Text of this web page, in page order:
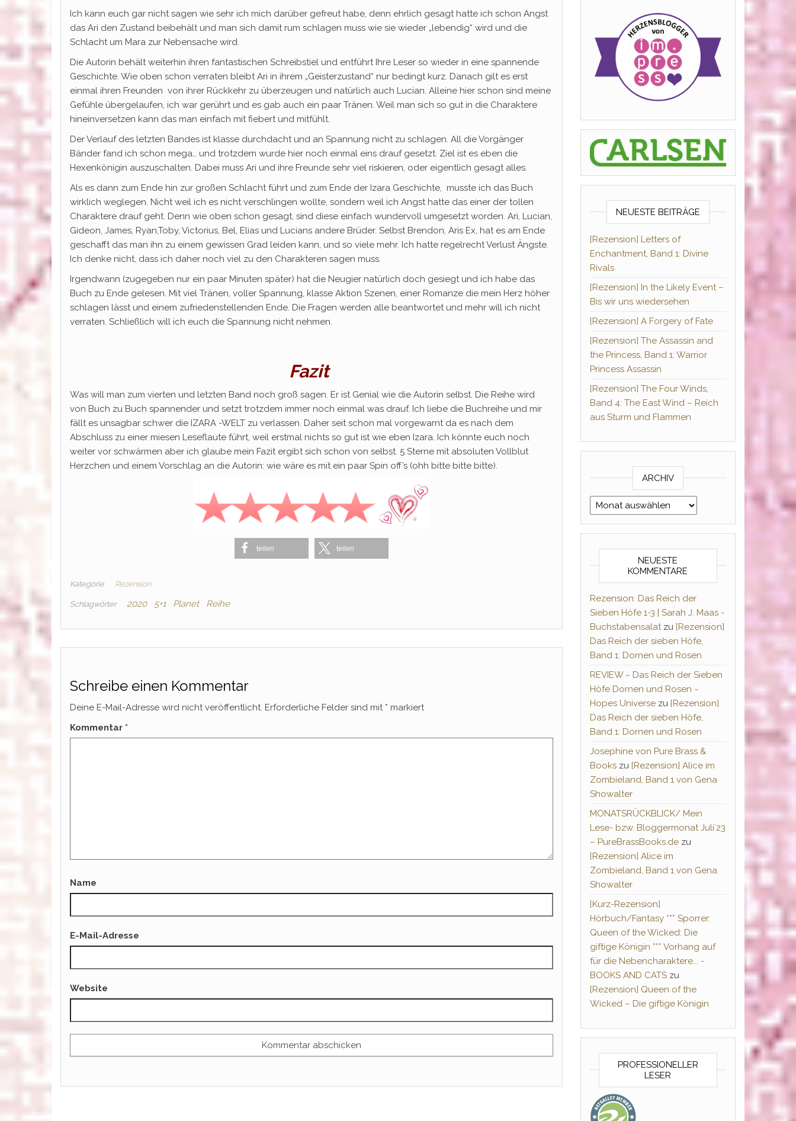
Ich kann euch gar nicht sagen wie sehr ich mich darüber gefreut habe, denn ehrlich gesagt hatte ich schon Angst
das Ari den Zustand beibehält und man sich damit rum schlagen muss wie sie wieder „lebendig“ wird und die
Schlacht um Mara zur Nebensache wird.
Die Autorin behält weiterhin ihren fantastischen Schreibstiel und entführt Ihre Leser so wieder in eine spannende
Geschichte. Wie oben schon verraten bleibt Ari in ihrem „Geisterzustand“ nur bedingt kurz. Danach gilt es erst
einmal ihren Freunden von ihrer Rückkehr zu überzeugen und natürlich auch Lucian. Alleine hier schon sind meine
Gefühle übergelaufen, ich war gerührt und es gab auch ein paar Tränen. Weil man sich so gut in die Charaktere
hineinversetzen kann das man einfach mit fiebert und mitfühlt.
Der Verlauf des letzten Bandes ist klasse durchdacht und an Spannung nicht zu schlagen. All die Vorgänger
Bänder fand ich schon mega… und trotzdem wurde hier noch einmal eins drauf gesetzt. Ziel ist es eben die
Hexenkönigin auszuschalten. Dabei muss Ari und ihre Freunde sehr viel riskieren, oder eigentlich gesagt alles.
Als es dann zum Ende hin zur großen Schlacht führt und zum Ende der Izara Geschichte, musste ich das Buch
wirklich weglegen. Nicht weil ich es nicht verschlingen wollte, sondern weil ich Angst hatte das einer der tollen
Charaktere drauf geht. Denn wie oben schon gesagt, sind diese einfach wundervoll umgesetzt worden. Ari, Lucian,
Gideon, James, Ryan,Toby, Victorius, Bel, Elias und Lucians andere Brüder. Selbst Brendon, Aris Ex, hat es am Ende
geschafft das man ihn zu einem gewissen Grad leiden kann, und so viele mehr. Ich hatte regelrecht Verlust Ängste.
Ich denke nicht, dass ich daher noch viel zu den Charakteren sagen muss.
Irgendwann (zugegeben nur ein paar Minuten später) hat die Neugier natürlich doch gesiegt und ich habe das
Buch zu Ende gelesen. Mit viel Tränen, voller Spannung, klasse Aktion Szenen, einer Romanze die mein Herz höher
schlagen lässt und einem zufriedenstellenden Ende. Die Fragen werden alle beantwortet und mehr will ich nicht
verraten. Schließlich will ich euch die Spannung nicht nehmen.
Fazit
Was will man zum vierten und letzten Band noch groß sagen. Er ist Genial wie die Autorin selbst. Die Reihe wird
von Buch zu Buch spannender und setzt trotzdem immer noch einmal was drauf. Ich liebe die Buchreihe und mir
fällt es unsagbar schwer die IZARA -WELT zu verlassen. Daher seit schon mal vorgewarnt da es nach dem
Abschluss zu einer miesen Leseflaute führt, weil erstmal nichts so gut ist wie eben Izara. Ich könnte euch noch
weiter vor schwärmen aber ich glaube mein Fazit ergibt sich schon von selbst. 5 Sterne mit absoluten Vollblut
Herzchen und einem Vorschlag an die Autorin: wie wäre es mit ein paar Spin off’s (ohh bitte bitte bitte).
teilen teilen
Kategorie Rezension
Schlagwörter 2020 5+1 Planet Reihe
Schreibe einen Kommentar
Deine E-Mail-Adresse wird nicht veröffentlicht. Erforderliche Felder sind mit * markiert
Kommentar *
Name
E-Mail-Adresse
Website
NEUESTE BEITRÄGE
[Rezension] Letters of
Enchantment, Band 1: Divine
Rivals
[Rezension] In the Likely Event –
Bis wir uns wiedersehen
[Rezension] A Forgery of Fate
[Rezension] The Assassin and
the Princess, Band 1: Warrior
Princess Assassin
[Rezension] The Four Winds,
Band 4: The East Wind – Reich
aus Sturm und Flammen
ARCHIV
Archiv
NEUESTE
KOMMENTARE
Rezension: Das Reich der
Sieben Höfe 1-3 | Sarah J. Maas -
Buchstabensalatzu [Rezension]
Das Reich der sieben Höfe,
Band 1: Dornen und Rosen
REVIEW ~ Das Reich der Sieben
Höfe Dornen und Rosen ~
Hopes Universezu [Rezension]
Das Reich der sieben Höfe,
Band 1: Dornen und Rosen
Josephine von Pure Brass &
Bookszu [Rezension] Alice im
Zombieland, Band 1 von Gena
Showalter
MONATSRÜCKBLICK/ Mein
Lese- bzw. Bloggermonat Juli´23
– PureBrassBooks.dezu
[Rezension] Alice im
Zombieland, Band 1 von Gena
Showalter
[Kurz-Rezension]
Hörbuch/Fantasy *** Sporrer:
Queen of the Wicked: Die
giftige Königin *** Vorhang auf
für die Nebencharaktere... -
BOOKS AND CATSzu
[Rezension] Queen of the
Wicked – Die giftige Königin
PROFESSIONELLER
LESER